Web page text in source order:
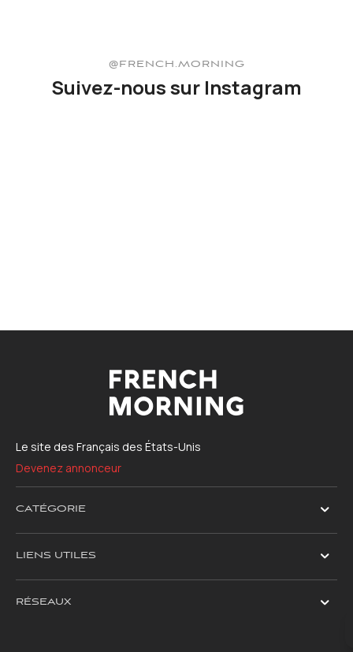
@FRENCH.MORNING
Suivez-nous sur Instagram
Le site des Français des États-Unis
Devenez annonceur
CATÉGORIE
LIENS UTILES
RÉSEAUX